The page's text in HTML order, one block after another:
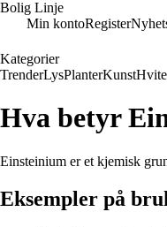
Bolig Linje
Min kontoRegister
Kategorier
TrenderLysPlanterKunst
Hva betyr
Einsteinium er et kjemisk
Eksempler på